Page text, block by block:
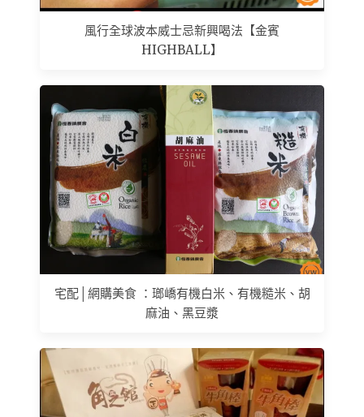
風行全球波本威士忌新興喝法【金賓
HIGHBALL】
宅配│網購美食 ：瑯嶠有機白米、有機糙米、胡
麻油、黑豆漿